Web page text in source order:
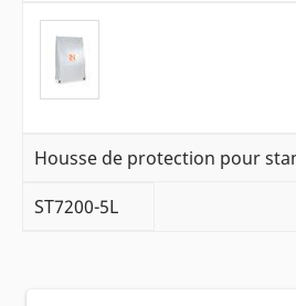
Housse de protection pour
ST7200-5L